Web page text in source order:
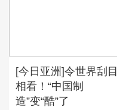
[今日亚洲]令世界刮目
相看！“中国制
造”变“酷”了